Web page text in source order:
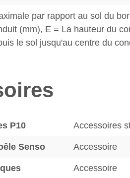
par rapport au sol du
(mm), E = La hauteur du
le sol jusqu'au centre du
P10 Accessoires
Senso Accessoire
Accessoire